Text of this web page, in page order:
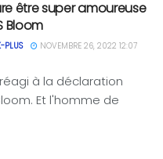
être super amoureuse
Bloom
PLUS
NOVEMBRE 26, 2022 12:07
à la déclaration
Et l'homme de